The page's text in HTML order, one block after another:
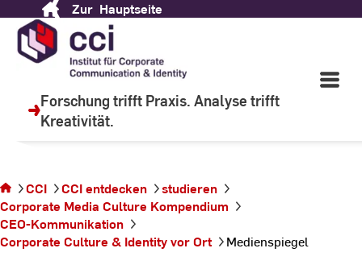
Content
Zur Hauptseite
Forschung trifft Praxis. Analyse trifft
Kreativität.
Open
Main
Wir lehren, um zu lernen.
Sie befinden
sich auf der
Seite
Medienspiegel
CCI CCI entdecken
studieren
Corporate Media Culture Kompendium
CEO-Kommunikation
Corporate Culture & Identity vor Ort
Medienspiegel